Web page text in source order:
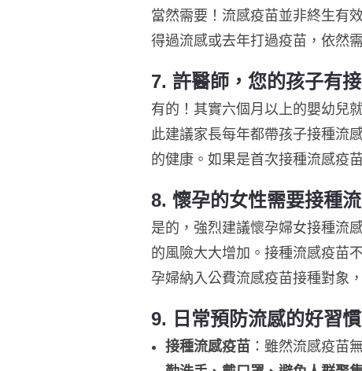
當然需要！流感疫苗並非終生有
得過流感或去年打過疫苗，依然
7. 許醫師，您的孩子有
有的！其實六個月以上的嬰幼兒
此建議家長每年都帶孩子接種流
的健康。如果是首次接種流感疫
8. 懷孕的女性需要接種
是的，強烈建議懷孕婦女接種流
的風險大大增加。接種流感疫苗
孕婦納入公費流感疫苗接種對象
9. 日常預防流感的好習慣
接種流感疫苗 ：雖然流感疫苗